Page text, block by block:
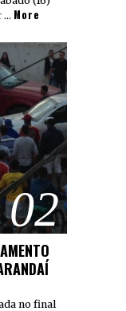
… More
02
no final